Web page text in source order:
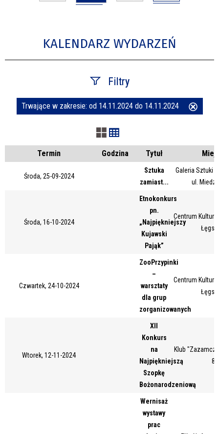
KALENDARZ WYDARZEŃ
Filtry
Szukana fraza
Kategoria
Trwające w zakresie: od 14.11.2024 do 14.11.2024
Termin Godzina Tytuł
Środa, 25-09-2024
Sztuka
zamiast...
Galeria Sztuki
ul.
Środa, 16-10-2024
Etnokonkurs
pn.
„Najpiękniejszy
Kujawski
Pająk”
Centrum Kultury
Czwartek, 24-10-2024
ZooPrzypinki
–
warsztaty
dla grup
zorganizowanych
Centrum Kultury
Wtorek, 12-11-2024
XII
Konkurs
na
Najpiękniejszą
Szopkę
Bożonarodzeniową
Klub
87
Wernisaż
wystawy
prac